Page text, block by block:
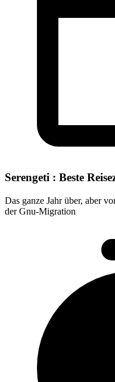
Serengeti : Beste
Das ganze Jahr über, aber
der Gnu-Migration